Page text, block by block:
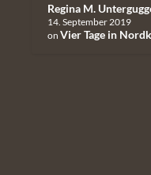
Regina M.
14. September 2019
on Vier Tage in